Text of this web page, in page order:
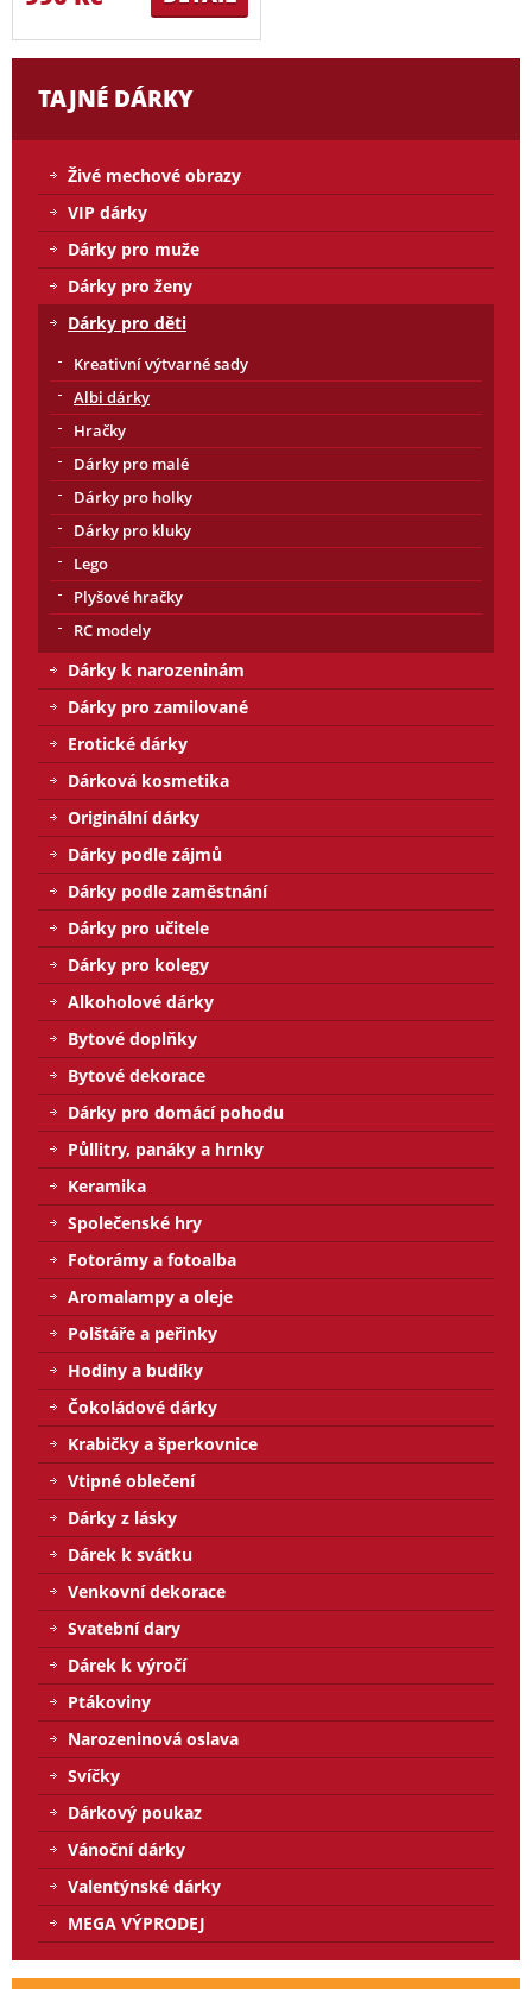
TAJNÉ DÁRKY
Živé mechové obrazy
VIP dárky
Dárky pro muže
Dárky pro ženy
Dárky pro děti
Kreativní výtvarné sady
Albi dárky
Hračky
Dárky pro malé
Dárky pro holky
Dárky pro kluky
Lego
Plyšové hračky
RC modely
Dárky k narozeninám
Dárky pro zamilované
Erotické dárky
Dárková kosmetika
Originální dárky
Dárky podle zájmů
Dárky podle zaměstnání
Dárky pro učitele
Dárky pro kolegy
Alkoholové dárky
Bytové doplňky
Bytové dekorace
Dárky pro domácí pohodu
Půllitry, panáky a hrnky
Keramika
Společenské hry
Fotorámy a fotoalba
Aromalampy a oleje
Polštáře a peřinky
Hodiny a budíky
Čokoládové dárky
Krabičky a šperkovnice
Vtipné oblečení
Dárky z lásky
Dárek k svátku
Venkovní dekorace
Svatební dary
Dárek k výročí
Ptákoviny
Narozeninová oslava
Svíčky
Dárkový poukaz
Vánoční dárky
Valentýnské dárky
MEGA VÝPRODEJ